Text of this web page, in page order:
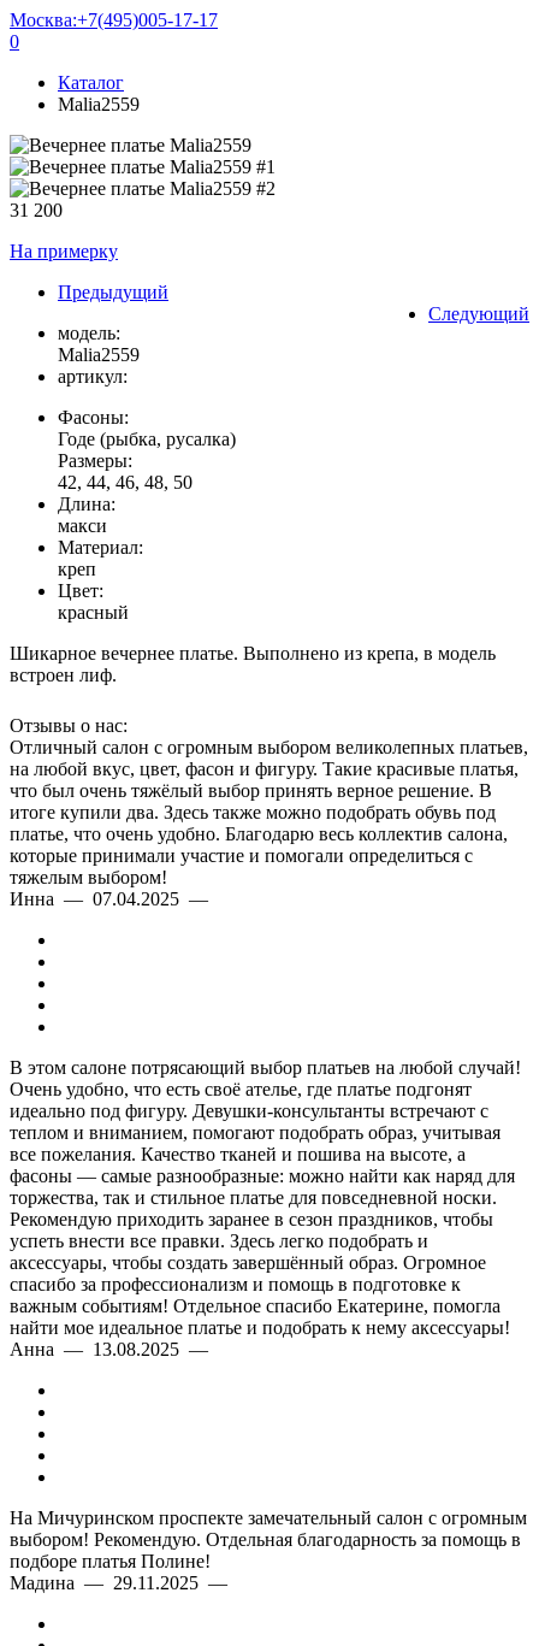
Москва:+7(495)005-17-17
0
Каталог
Malia2559
31 200
На примерку
Предыдущий
Следующий
модель:
Malia2559
артикул:
Фасоны:
Годе (рыбка, русалка)
Размеры:
42, 44, 46, 48, 50
Длина:
макси
Материал:
креп
Цвет:
красный
Шикарное вечернее платье. Выполнено из крепа, в модель
встроен лиф.
Отзывы о нас:
Отличный салон с огромным выбором великолепных платьев,
на любой вкус, цвет, фасон и фигуру. Такие красивые платья,
что был очень тяжёлый выбор принять верное решение. В
итоге купили два. Здесь также можно подобрать обувь под
платье, что очень удобно. Благодарю весь коллектив салона,
которые принимали участие и помогали определиться с
тяжелым выбором!
Инна — 07.04.2025 —
В этом салоне потрясающий выбор платьев на любой случай!
Очень удобно, что есть своё ателье, где платье подгонят
идеально под фигуру. Девушки-консультанты встречают с
теплом и вниманием, помогают подобрать образ, учитывая
все пожелания. Качество тканей и пошива на высоте, а
фасоны — самые разнообразные: можно найти как наряд для
торжества, так и стильное платье для повседневной носки.
Рекомендую приходить заранее в сезон праздников, чтобы
успеть внести все правки. Здесь легко подобрать и
аксессуары, чтобы создать завершённый образ. Огромное
спасибо за профессионализм и помощь в подготовке к
важным событиям! Отдельное спасибо Екатерине, помогла
найти мое идеальное платье и подобрать к нему аксессуары!
Анна — 13.08.2025 —
На Мичуринском проспекте замечательный салон с огромным
выбором! Рекомендую. Отдельная благодарность за помощь в
подборе платья Полине!
Мадина — 29.11.2025 —